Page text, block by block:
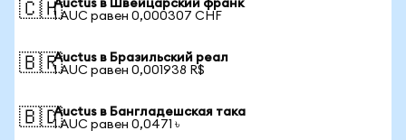
🇨🇭Auctus в Швейцарский франк
1 AUC равен 0,000307 CHF
🇧🇷Auctus в Бразильский реал
1 AUC равен 0,001938 R$
🇧🇩Auctus в Бангладешская така
1 AUC равен 0,0471 ৳